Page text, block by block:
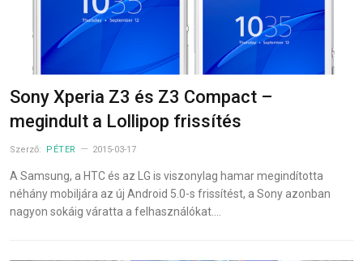
Sony Xperia Z3 és Z3 Compact –
megindult a Lollipop frissítés
Szerző: PÉTER 2015-03-17
A Samsung, a HTC és az LG is viszonylag hamar megindította
néhány mobiljára az új Android 5.0-s frissítést, a Sony azonban
nagyon sokáig váratta a felhasználókat.…